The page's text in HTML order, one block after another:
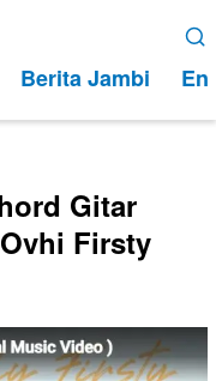
Berita Jambi
Gitar
Firsty